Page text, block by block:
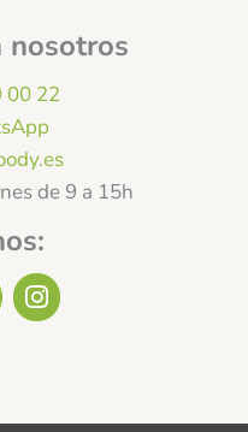
nosotros
00 22
de 9 a 15h
I
n
g